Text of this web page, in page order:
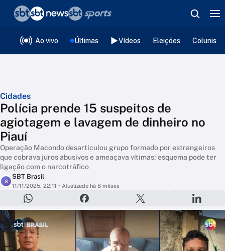
Ao vivo Últimas Vídeos Eleições
Cidades
Polícia prende 15 suspeitos de
agiotagem e lavagem de dinheiro no
Piauí
Operação Macondo desarticulou grupo formado por estrangeiros
que cobrava juros abusivos e ameaçava vítimas; esquema pode ter
ligação com o narcotráfico
S
SBT Brasil
11/11/2025, 22:11 • Atualizado há 8 mêses
❮voltar
Editorias